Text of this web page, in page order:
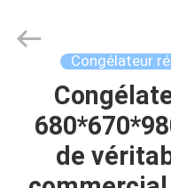
MAISON
PRODUITS
Catering
equipments
Congélateur
de